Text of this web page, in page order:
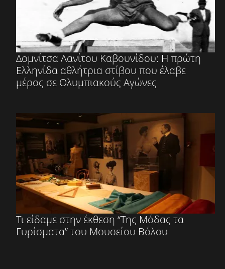
Δομνίτσα Λανίτου Καβουνίδου: Η πρώτη
Ελληνίδα αθλήτρια στίβου που έλαβε
μέρος σε Ολυμπιακούς Αγώνες
Τι είδαμε στην έκθεση “Της Μόδας τα
Γυρίσματα” του Μουσείου Βόλου